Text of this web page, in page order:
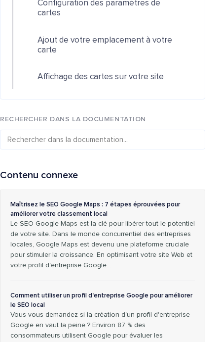
Configuration des paramètres de
cartes
Ajout de votre emplacement à votre
carte
Affichage des cartes sur votre site
RECHERCHER DANS LA DOCUMENTATION
Contenu connexe
Maîtrisez le SEO Google Maps : 7 étapes éprouvées pour
améliorer votre classement local
Le SEO Google Maps est la clé pour libérer tout le potentiel
de votre site. Dans le monde concurrentiel des entreprises
locales, Google Maps est devenu une plateforme cruciale
pour stimuler la croissance. En optimisant votre site Web et
votre profil d'entreprise Google...
Comment utiliser un profil d'entreprise Google pour améliorer
le SEO local
Vous vous demandez si la création d'un profil d'entreprise
Google en vaut la peine ? Environ 87 % des
consommateurs utilisent Google pour évaluer les